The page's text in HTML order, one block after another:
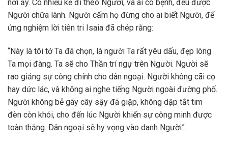
nơi ấy. Có nhiều kẻ đi theo Người, và ai có bệnh, đều được
Người chữa lành. Người cấm họ đừng cho ai biết Người, để
ứng nghiệm lời tiên tri Isaia đã chép rằng:
“Này là tôi tớ Ta đã chọn, là người Ta rất yêu dấu, đẹp lòng
Ta mọi đàng. Ta sẽ cho Thần trí ngự trên Người. Người sẽ
rao giảng sự công chính cho dân ngoại. Người không cãi cọ
hay dức lác, và không ai nghe tiếng Người ngoài đường phố.
Người không bẻ gãy cây sậy đã giập, không dập tắt tim
đèn còn khói, cho đến lúc Người khiến sự công minh được
toàn thắng. Dân ngoại sẽ hy vọng vào danh Người”.